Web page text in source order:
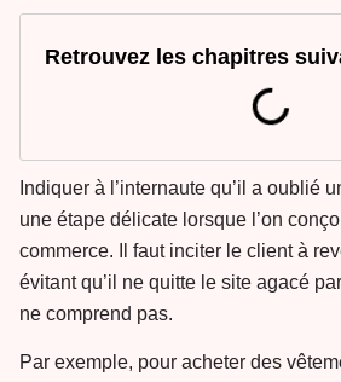
Retrouvez les chapitres
Indiquer à l’internaute qu’il a oublié
une étape délicate lorsque l’on
commerce. Il faut inciter le client à
évitant qu’il ne quitte le site agacé
ne comprend pas.
Par exemple, pour acheter des